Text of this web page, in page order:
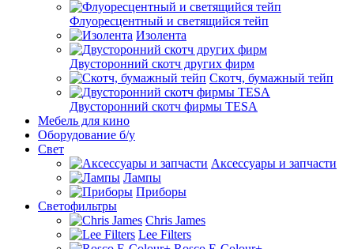
Флуоресцентный и светящийся тейп
Изолента
Двусторонний скотч других фирм
Скотч, бумажный тейп
Двусторонний скотч фирмы TESA
Мебель для кино
Оборудование б/у
Свет
Аксессуары и запчасти
Лампы
Приборы
Светофильтры
Chris James
Lee Filters